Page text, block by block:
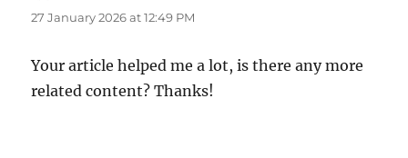
27 January 2026 at 12:49 PM
Your article helped me a lot, is there any more
related content? Thanks!